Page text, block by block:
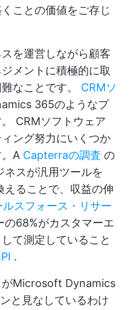
ことの価値をご存じ
を運営しながら顧客
メントに積極的に取
なことです。 CRMソ
365のようなプ
CRMソフトウェア
ング努力にいくつか
A Capterraの調査 の
スが汎用ツールを
えることで、収益の伸
ルスフォース・リサー
の68%がカスタマーエ
て測定していること
.
がMicrosoft Dynamics
と見なしているわけ